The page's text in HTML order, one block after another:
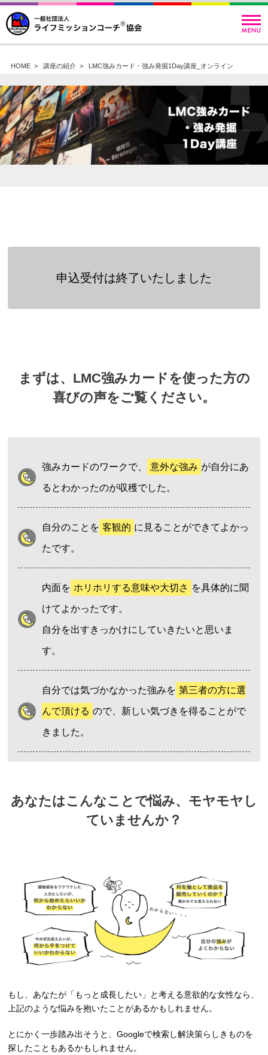
HOME> 講座の紹介> LMC強みカード・強み発掘1Day講座_オンライン
申込受付は終了いたしました
まずは、LMC強みカードを使った方の
喜びの声をご覧ください。
強みカードのワークで、 意外な強み が自分にあ
るとわかったのが収穫でした。
自分のことを 客観的 に見ることができてよかっ
たです。
内面を ホリホリする意味や大切さ を具体的に聞
けてよかったです。
自分を出すきっかけにしていきたいと思いま
す。
自分では気づかなかった強みを 第三者の方に選
んで頂ける ので、新しい気づきを得ることがで
きました。
あなたはこんなことで悩み、モヤモヤし
ていませんか？
もし、あなたが「もっと成長したい」と考える意欲的な女性なら、
上記のような悩みを抱いたことがあるかもしれません。
とにかく一歩踏み出そうと、Googleで検索し解決策らしきものを
探したこともあるかもしれません。